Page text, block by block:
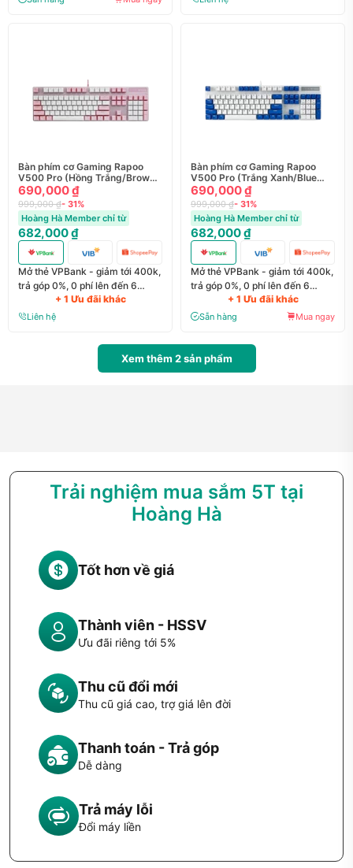
Bàn phím cơ Gaming Rapoo
V500 Pro (Hồng Trắng/Brown
Switch) - Chính hãng
690,000 ₫
999,000 ₫- 31%
Hoàng Hà Member chỉ từ
682,000 ₫
Mở thẻ VPBank - giảm tới 400k,
trả góp 0%, 0 phí lên đến 6
+ 1 Ưu đãi khác
Liên hệ
Bàn phím cơ Gaming Rapoo
V500 Pro (Trắng Xanh/Blue
Switch) - Chính hãng
690,000 ₫
999,000 ₫- 31%
Hoàng Hà Member chỉ từ
682,000 ₫
Mở thẻ VPBank - giảm tới 400k,
trả góp 0%, 0 phí lên đến 6
+ 1 Ưu đãi khác
Sẵn hàng Mua ngay
Xem thêm 2sản phẩm
Trải nghiệm mua sắm 5T tại
Hoàng Hà
Tốt hơn về giá
Thành viên - HSSV
Ưu đãi riêng tới 5%
Thu cũ đổi mới
Thu cũ giá cao, trợ giá lên đời
Thanh toán - Trả góp
Dễ dàng
Trả máy lỗi
Đổi máy liền